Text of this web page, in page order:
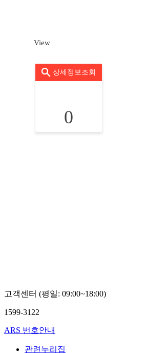
View
상세정보조회
0
고객센터 (평일: 09:00~18:00)
1599-3122
ARS 번호안내
관련누리집